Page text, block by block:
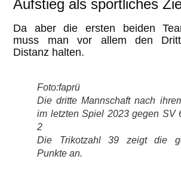
Aufstieg als sportliches
Da aber die ersten beiden
muss man vor allem den
Distanz halten.
Foto:faprü
Die dritte Mannschaft nach
im letzten Spiel 2023 gegen SV
2
Die Trikotzahl 39 zeigt die
Punkte an.